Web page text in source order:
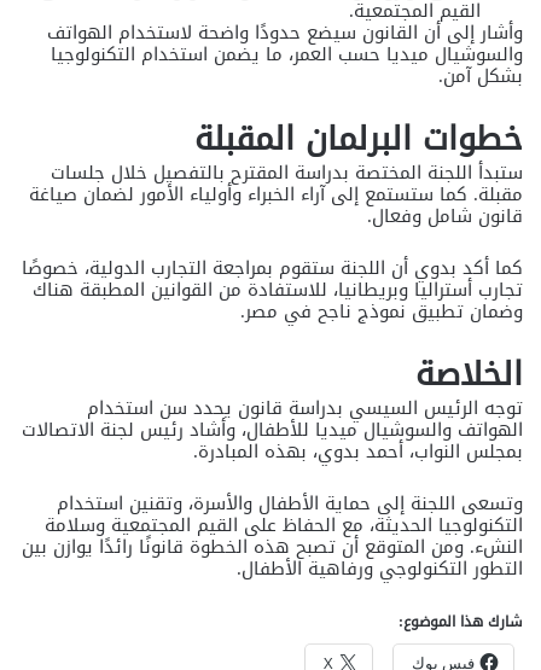
القيم المجتمعية.
وأشار إلى أن القانون سيضع حدودًا واضحة لاستخدام الهواتف
والسوشيال ميديا حسب العمر، ما يضمن استخدام التكنولوجيا
بشكل آمن.
خطوات البرلمان المقبلة
ستبدأ اللجنة المختصة بدراسة المقترح بالتفصيل خلال جلسات
مقبلة. كما ستستمع إلى آراء الخبراء وأولياء الأمور لضمان صياغة
قانون شامل وفعال.
كما أكد بدوي أن اللجنة ستقوم بمراجعة التجارب الدولية، خصوصًا
تجارب أستراليا وبريطانيا، للاستفادة من القوانين المطبقة هناك
وضمان تطبيق نموذج ناجح في مصر.
الخلاصة
توجه الرئيس السيسي بدراسة قانون يحدد سن استخدام
الهواتف والسوشيال ميديا للأطفال، وأشاد رئيس لجنة الاتصالات
بمجلس النواب، أحمد بدوي، بهذه المبادرة.
وتسعى اللجنة إلى حماية الأطفال والأسرة، وتقنين استخدام
التكنولوجيا الحديثة، مع الحفاظ على القيم المجتمعية وسلامة
النشء. ومن المتوقع أن تصبح هذه الخطوة قانونًا رائدًا يوازن بين
التطور التكنولوجي ورفاهية الأطفال.
شارك هذا الموضوع:
فيس بوك X